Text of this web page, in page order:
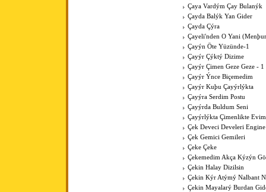
Çaya Vardým Çay Bulanýk
Çayda Balýk Yan Gider
Çayda Çýra
Çayeli'nden O Yani
Çayýn Öte Yüzünde-1
Çayýr Çýktý Dizime
Çayýr Çimen Geze Geze - 1
Çayýr Ýnce Biçemedim
Çayýr Kuþu Çayýrlýkta
Çayýra Serdim Postu
Çayýrda Buldum Seni
Çayýrlýkta Çimenlikte
Çek Deveci Develeri Engine
Çek Gemici Gemileri
Çeke Çeke
Çekemedim Akça Kýzýn
Çekin Halay Dizilsin
Çekin Kýr Atýmý Nalbant
Çekin Mayalarý Burdan